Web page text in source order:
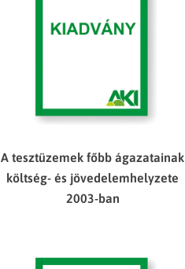
A tesztüzemek főbb ágazatainak
költség- és jövedelemhelyzete
2003-ban